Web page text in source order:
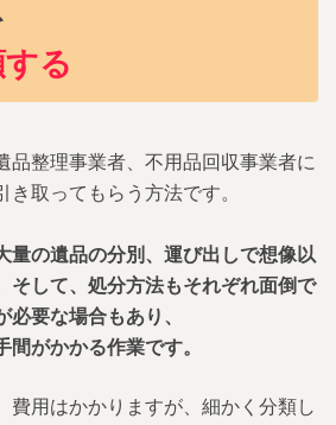
る
品整理事業者、不用品回収事業者に
取ってもらう方法です。
量の遺品の分別、運び出しで想像以
そして、処分方法もそれぞれ面倒で
必要な場合もあり、
がかかる作業です。
費用はかかりますが、細かく分類し